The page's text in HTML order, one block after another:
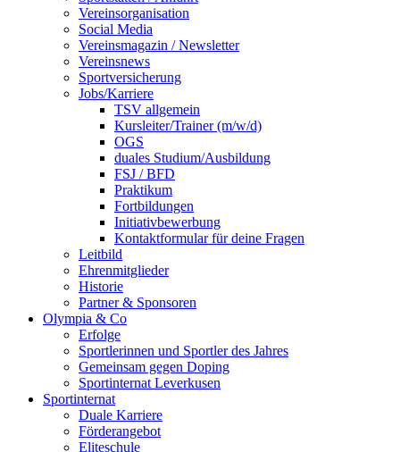
Vereinsorganisation
Social Media
Vereinsmagazin / Newsletter
Vereinsnews
Sportversicherung
Jobs/Karriere
TSV allgemein
Kursleiter/Trainer (m/w/d)
OGS
duales Studium/Ausbildung
FSJ / BFD
Praktikum
Fortbildungen
Initiativbewerbung
Kontaktformular für deine Fragen
Leitbild
Ehrenmitglieder
Historie
Partner & Sponsoren
Olympia & Co
Erfolge
Sportlerinnen und Sportler des Jahres
Gemeinsam gegen Doping
Sportinternat Leverkusen
Sportinternat
Duale Karriere
Förderangebot
Eliteschule